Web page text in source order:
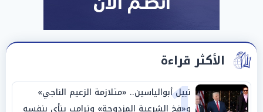
الأكثر قراءة
نبيل أبوالياسين.. «متلازمة الزعيم الناجي»
و«فخ الشرعية المزدوجة» وترامب ينأى بنفسه